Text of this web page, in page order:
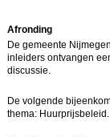
Afronding
De gemeente
inleiders ontvangen
discussie.
De volgende
thema: Huurprijsbeleid.